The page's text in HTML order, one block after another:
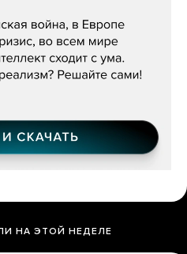
НА ЭТОЙ НЕДЕЛЕ